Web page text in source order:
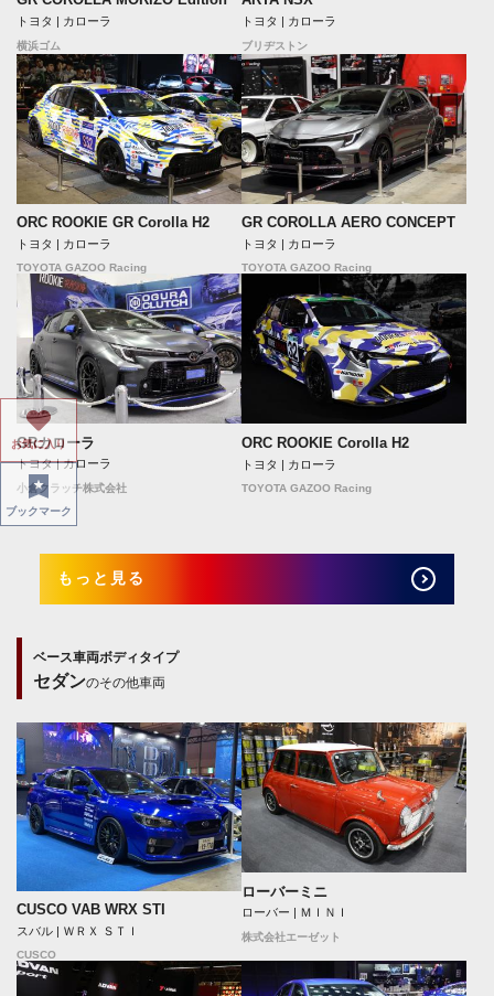
トヨタ | カローラ
横浜ゴム
トヨタ | カローラ
ブリヂストン
ORC ROOKIE GR Corolla H2
トヨタ | カローラ
TOYOTA GAZOO Racing
GR COROLLA AERO CONCEPT
トヨタ | カローラ
TOYOTA GAZOO Racing
GRカローラ
トヨタ | カローラ
小倉クラッチ株式会社
ORC ROOKIE Corolla H2
トヨタ | カローラ
TOYOTA GAZOO Racing
もっと見る
ベース車両ボディタイプ
セダンのその他車両
CUSCO VAB WRX STI
スバル | ＷＲＸ ＳＴＩ
CUSCO
ローバーミニ
ローバー | ＭＩＮＩ
株式会社エーゼット
お気に入り
ブックマーク